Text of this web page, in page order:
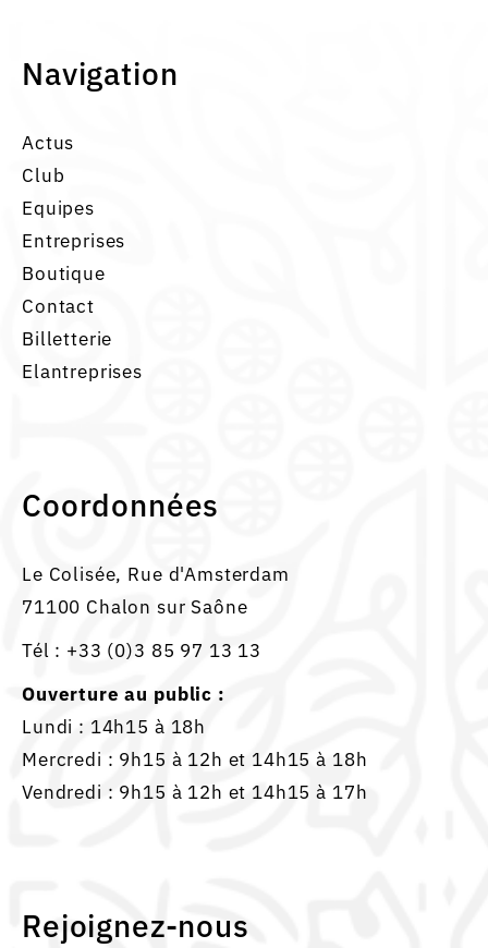
Navigation
Actus
Club
Equipes
Entreprises
Boutique
Contact
Billetterie
Elantreprises
Coordonnées
Le Colisée, Rue d'Amsterdam
71100 Chalon sur Saône
Tél : +33 (0)3 85 97 13 13
Ouverture au public :
Lundi : 14h15 à 18h
Mercredi : 9h15 à 12h et 14h15 à 18h
Vendredi : 9h15 à 12h et 14h15 à 17h
Rejoignez-nous